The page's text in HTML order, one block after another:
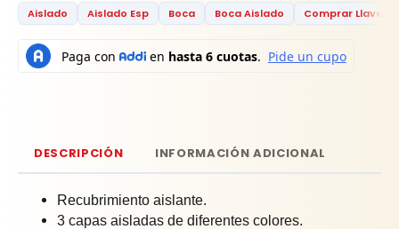
Aislado
Aislado Esp Boca Boca Aislado Comprar Llave
DESCRIPCIÓN INFORMACIÓN ADICIONAL
Recubrimiento aislante.
3 capas aisladas de diferentes colores.